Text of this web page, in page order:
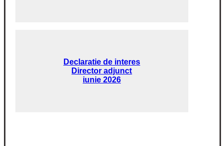
Declaratie de interes
Director adjunct
iunie 2026